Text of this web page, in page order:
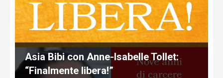
Asia Bibi con Anne-Isabelle Tollet:
“Finalmente libera!”